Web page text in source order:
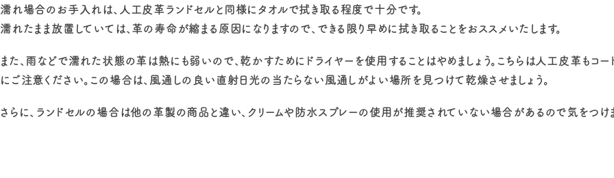
濡れ場合のお手入れは、人工皮革ランドセルと同様にタオルで拭き取る程度で十分です。
濡れたまま放置していては、革の寿命が縮まる原因になりますので、できる限り早めに拭き取ることをおススメいたします。
また、雨などで濡れた状態の革は熱にも弱いので、乾かすためにドライヤーを使用することはやめましょう。こちらは人工皮革もコ
にご注意ください。この場合は、風通しの良い直射日光の当たらない風通しがよい場所を見つけて乾燥させましょう。
さらに、ランドセルの場合は他の革製の商品と違い、クリームや防水スプレーの使用が推奨されていない場合があるので気をつけま